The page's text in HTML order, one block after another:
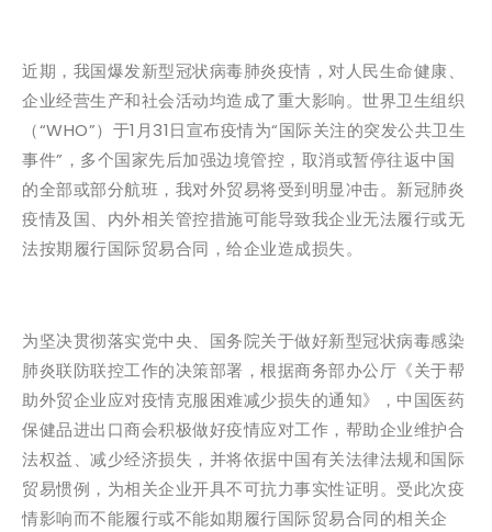
近期，我国爆发新型冠状病毒肺炎疫情，对人民生命健康、
企业经营生产和社会活动均造成了重大影响。世界卫生组织
（“WHO”）于1月31日宣布疫情为“国际关注的突发公共卫生
事件”，多个国家先后加强边境管控，取消或暂停往返中国
的全部或部分航班，我对外贸易将受到明显冲击。新冠肺炎
疫情及国、内外相关管控措施可能导致我企业无法履行或无
法按期履行国际贸易合同，给企业造成损失。
为坚决贯彻落实党中央、国务院关于做好新型冠状病毒感染
肺炎联防联控工作的决策部署，根据商务部办公厅《关于帮
助外贸企业应对疫情克服困难减少损失的通知》，中国医药
保健品进出口商会积极做好疫情应对工作，帮助企业维护合
法权益、减少经济损失，并将依据中国有关法律法规和国际
贸易惯例，为相关企业开具不可抗力事实性证明。受此次疫
情影响而不能履行或不能如期履行国际贸易合同的相关企